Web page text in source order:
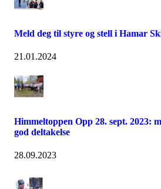
Meld deg til styre og stell i Hamar
21.01.2024
Himmeltoppen Opp 28. sept. 2023:
god deltakelse
28.09.2023